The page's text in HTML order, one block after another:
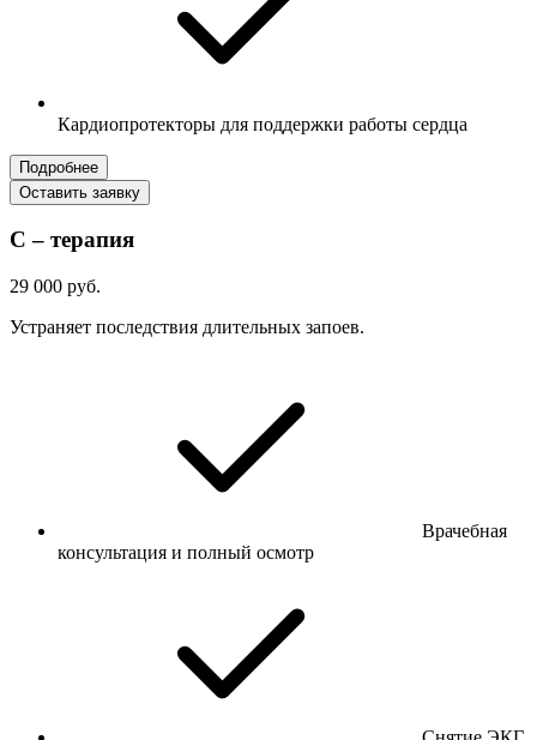
Кардиопротекторы для поддержки работы сердца
Подробнее
Оставить заявку
С – терапия
29 000 руб.
Устраняет последствия длительных запоев.
Врачебная
консультация и полный осмотр